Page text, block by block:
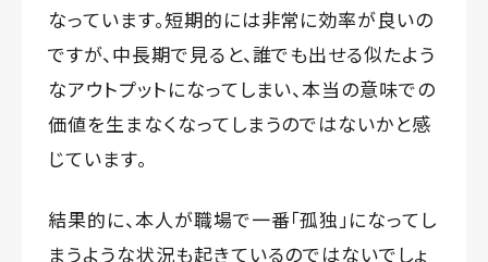
なっています。短期的には非常に効率が良いの
ですが、中長期で見ると、誰でも出せる似たよう
なアウトプットになってしまい、本当の意味での
価値を生まなくなってしまうのではないかと感
じています。
結果的に、本人が職場で一番「孤独」になってし
まうような状況も起きているのではないでしょ